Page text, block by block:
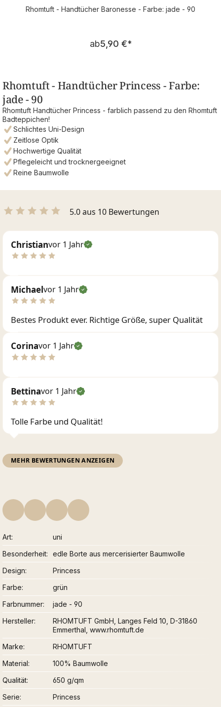
Rhomtuft - Handtücher Baronesse - Farbe: jade - 90
Regulärer Preis:
ab5,90 €*
Rhomtuft - Handtücher Princess - Farbe:
jade - 90
Rhomtuft Handtücher Princess - farblich passend zu den Rhomtuft
Badteppichen!
Schlichtes Uni-Design
Zeitlose Optik
Hochwertige Qualität
Pflegeleicht und trocknergeeignet
Reine Baumwolle
5.0 aus 10 Bewertungen
Christianvor 1 Jahr
Michaelvor 1 Jahr
Bestes Produkt ever. Richtige Größe, super Qualität
Corinavor 1 Jahr
Bettinavor 1 Jahr
Tolle Farbe und Qualität!
MEHR BEWERTUNGEN ANZEIGEN
Art
uni
Besonderheit
edle Borte aus mercerisierter Baumwolle
Design
Princess
Farbe
grün
Farbnummer
jade - 90
Hersteller
RHOMTUFT GmbH, Langes Feld 10, D-31860
Emmerthal, www.rhomtuft.de
Marke
RHOMTUFT
Material
100% Baumwolle
Qualität
650 g/qm
Serie
Princess